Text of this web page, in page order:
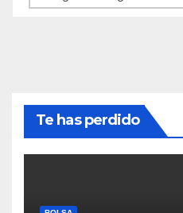
Te has perdido